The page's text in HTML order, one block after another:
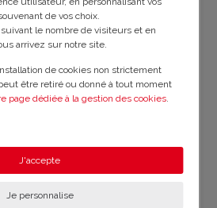
2
: 1
de vos choix.
le nombre de visiteurs et en
arrivez sur notre site.
de cookies non strictement
être retiré ou donné à tout moment
page dédiée à la gestion des cookies.
J'accepte
Je personnalise